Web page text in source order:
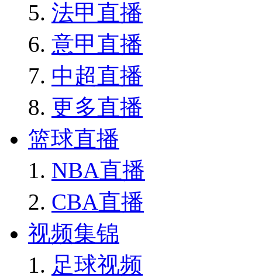
法甲直播
意甲直播
中超直播
更多直播
篮球直播
NBA直播
CBA直播
视频集锦
足球视频